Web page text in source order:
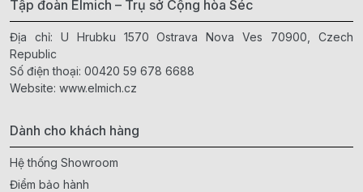
Tập đoàn Elmich – Trụ sở Cộng hòa Séc
Địa chỉ: U Hrubku 1570 Ostrava Nova Ves 70900, Czech
Republic
Số điện thoại: 00420 59 678 6688
Website: www.elmich.cz
Dành cho khách hàng
Hệ thống Showroom
Điểm bảo hành